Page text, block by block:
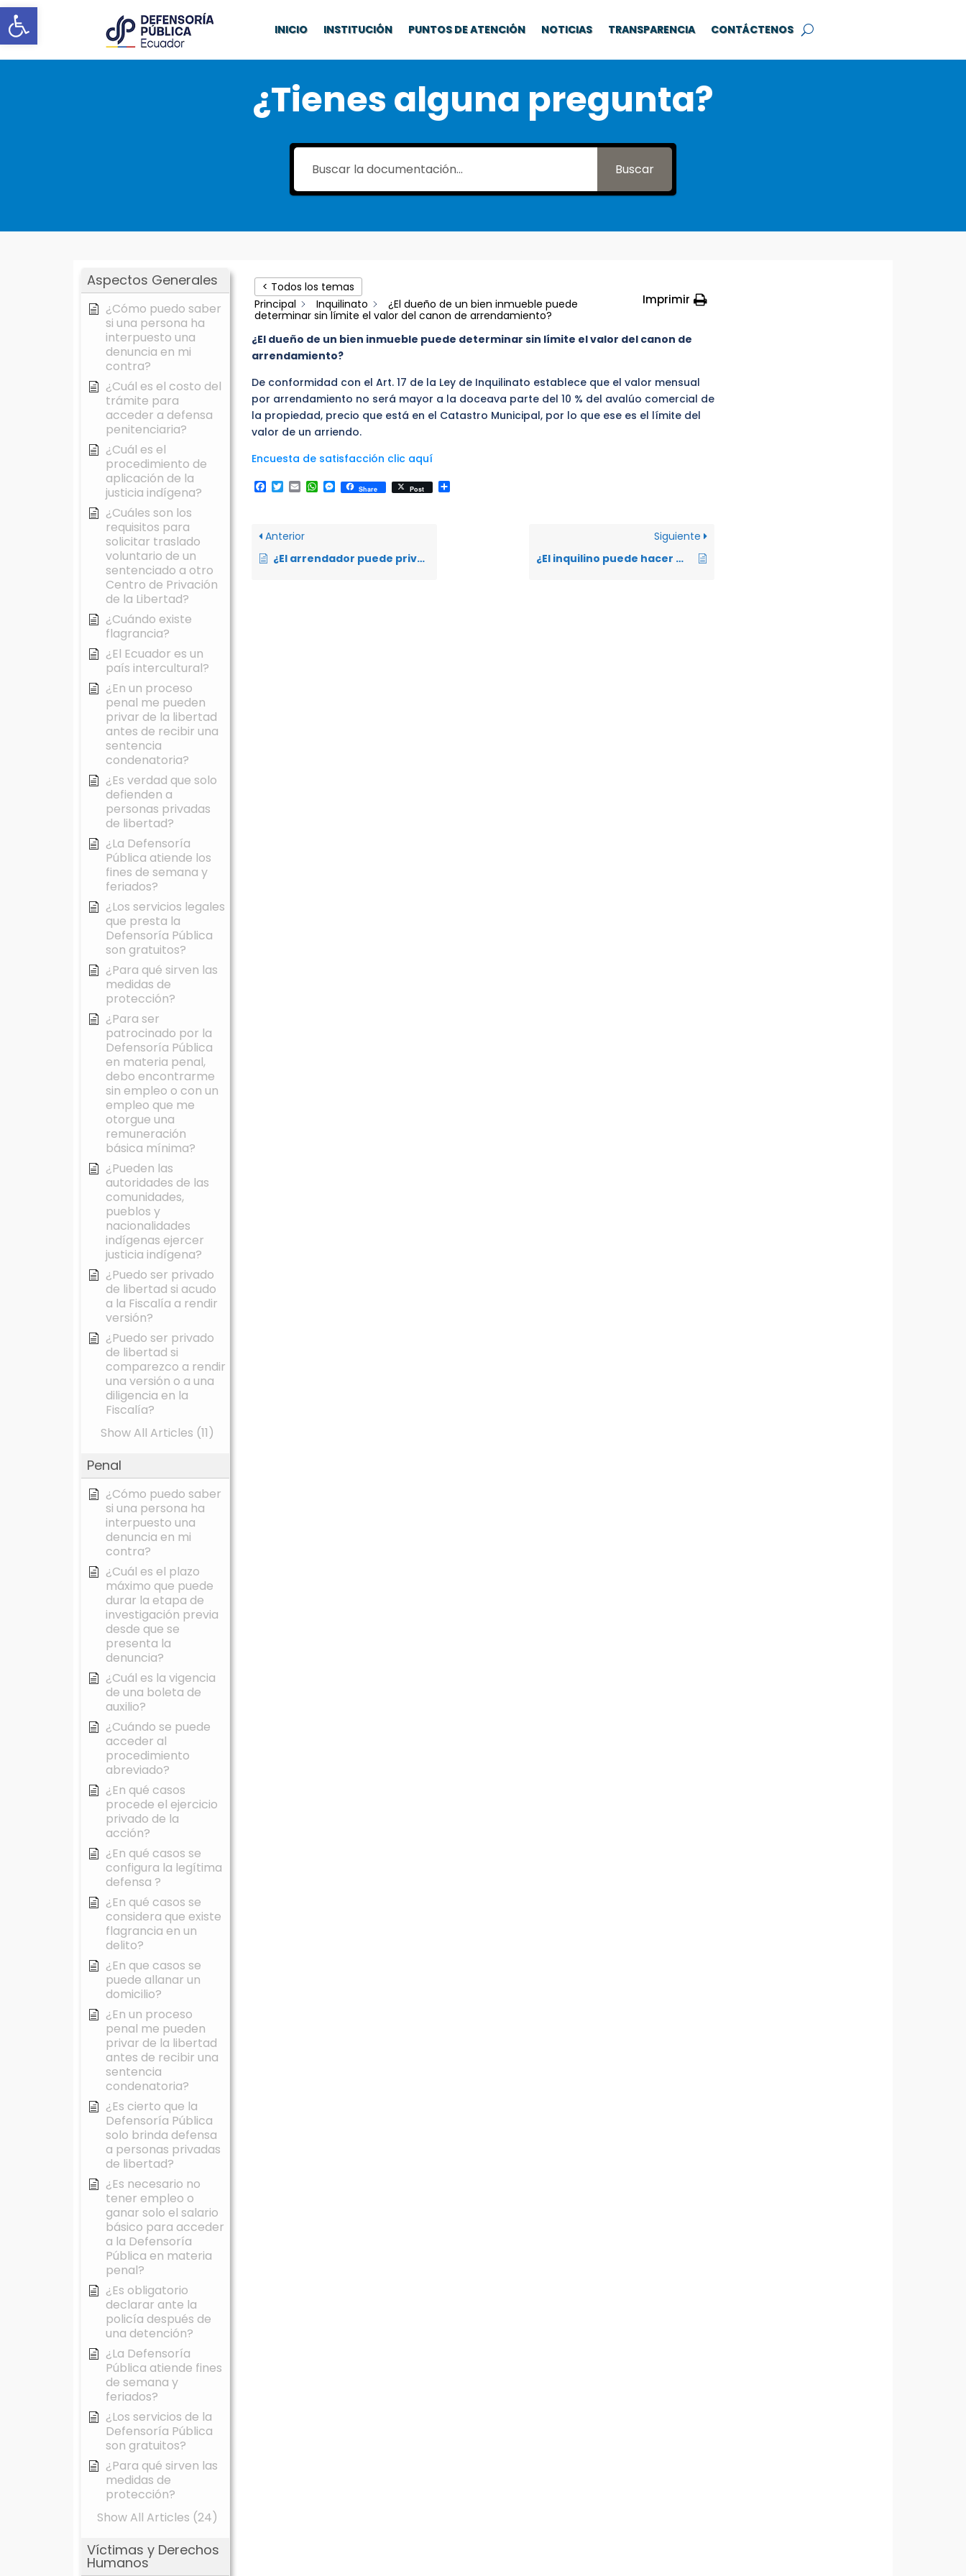
Abrir barra de herramientas INICIO INSTITUCIÓN PUNTOS DE ATENCIÓN NOTICIAS TRANSPARENCIA CONTÁCTENOS
¿Tienes alguna pregunta?
Buscar
Aspectos Generales
¿Cómo puedo saber
si una persona ha
interpuesto una
denuncia en mi
contra?
¿Cuál es el costo del
trámite para
acceder a defensa
penitenciaria?
¿Cuál es el
procedimiento de
aplicación de la
justicia indígena?
¿Cuáles son los
requisitos para
solicitar traslado
voluntario de un
sentenciado a otro
Centro de Privación
de la Libertad?
¿Cuándo existe
flagrancia?
¿El Ecuador es un
país intercultural?
¿En un proceso
penal me pueden
privar de la libertad
antes de recibir una
sentencia
condenatoria?
¿Es verdad que solo
defienden a
personas privadas
de libertad?
¿La Defensoría
Pública atiende los
fines de semana y
feriados?
¿Los servicios legales
que presta la
Defensoría Pública
son gratuitos?
¿Para qué sirven las
medidas de
protección?
¿Para ser
patrocinado por la
Defensoría Pública
en materia penal,
debo encontrarme
sin empleo o con un
empleo que me
otorgue una
remuneración
básica mínima?
¿Pueden las
autoridades de las
comunidades,
pueblos y
nacionalidades
indígenas ejercer
justicia indígena?
¿Puedo ser privado
de libertad si acudo
a la Fiscalía a rendir
versión?
¿Puedo ser privado
de libertad si
comparezco a rendir
una versión o a una
diligencia en la
Fiscalía?
Show All Articles (11)
Penal
¿Cómo puedo saber
si una persona ha
interpuesto una
denuncia en mi
contra?
¿Cuál es el plazo
máximo que puede
durar la etapa de
investigación previa
desde que se
presenta la
denuncia?
¿Cuál es la vigencia
de una boleta de
auxilio?
¿Cuándo se puede
acceder al
procedimiento
abreviado?
¿En qué casos
procede el ejercicio
privado de la
acción?
¿En qué casos se
configura la legítima
defensa ?
¿En qué casos se
considera que existe
flagrancia en un
delito?
¿En que casos se
puede allanar un
domicilio?
¿En un proceso
penal me pueden
privar de la libertad
antes de recibir una
sentencia
condenatoria?
¿Es cierto que la
Defensoría Pública
solo brinda defensa
a personas privadas
de libertad?
¿Es necesario no
tener empleo o
ganar solo el salario
básico para acceder
a la Defensoría
Pública en materia
penal?
¿Es obligatorio
declarar ante la
policía después de
una detención?
¿La Defensoría
Pública atiende fines
de semana y
feriados?
¿Los servicios de la
Defensoría Pública
son gratuitos?
¿Para qué sirven las
medidas de
protección?
Show All Articles (24)
Víctimas y Derechos
Humanos
< Todos los temas
Principal
Inquilinato
¿El dueño de un bien inmueble puede
determinar sin límite el valor del canon de arrendamiento?
Imprimir
¿El dueño de un bien inmueble puede determinar sin límite el valor del canon de
arrendamiento?
De conformidad con el Art. 17 de la Ley de Inquilinato establece que el valor mensual
por arrendamiento no será mayor a la doceava parte del 10 % del avalúo comercial de
la propiedad, precio que está en el Catastro Municipal, por lo que ese es el límite del
valor de un arriendo.
Encuesta de satisfacción clic aquí
Facebook
Twitter
EmailWhatsApp
Messenger
Share Post
Anterior
¿El arrendador puede privar de los servicios básicos al arrendatario por impago de cuotas arrendaticias?
Siguiente
¿El inquilino puede hacer mejoras en el lugar arrendado?